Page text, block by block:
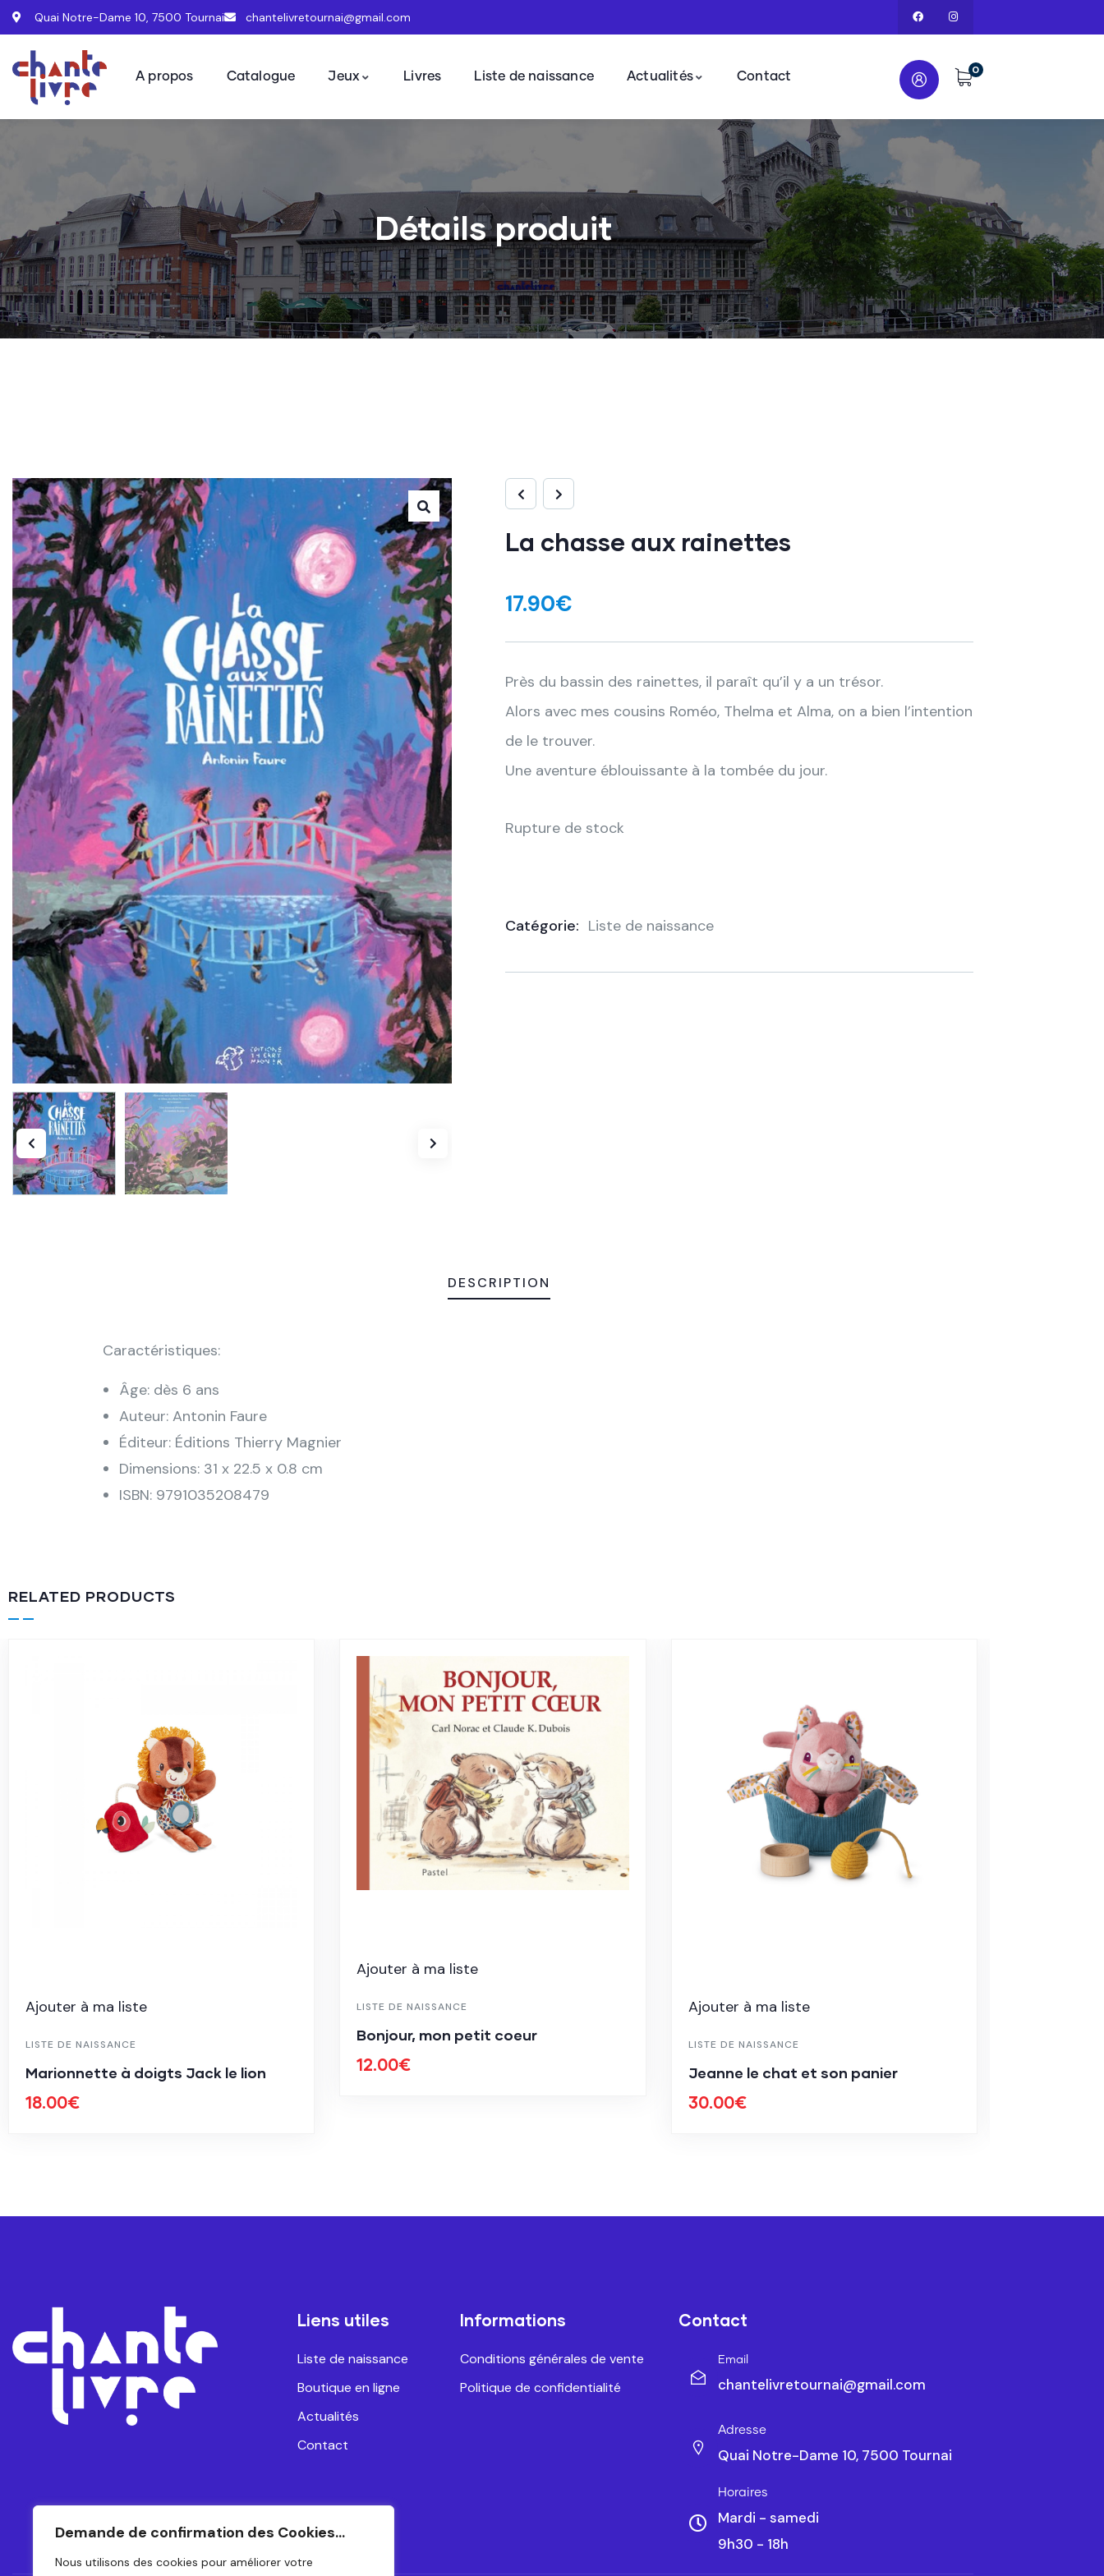
Demande de confirmation des Cookies...
Nous utilisons des cookies pour améliorer votre
Quai Notre-Dame 10, 7500 Tournai chantelivretournai@gmail.com
A propos Catalogue Jeux Livres Liste de naissance Actualités Contact
0
Détails produit
La chasse aux rainettes
17.90€
Près du bassin des rainettes, il paraît qu’il y a un trésor.
Alors avec mes cousins Roméo, Thelma et Alma, on a bien l’intention
de le trouver.
Une aventure éblouissante à la tombée du jour.
Rupture de stock
Catégorie: Liste de naissance
DESCRIPTION
Caractéristiques:
Âge: dès 6 ans
Auteur: Antonin Faure
Éditeur: Éditions Thierry Magnier
Dimensions: 31 x 22.5 x 0.8 cm
ISBN: 9791035208479
RELATED PRODUCTS
Ajouter à ma liste
LISTE DE NAISSANCE
Marionnette à doigts Jack le lion
18.00€
Ajouter à ma liste
LISTE DE NAISSANCE
Bonjour, mon petit coeur
12.00€
Ajouter à ma liste
LISTE DE NAISSANCE
Jeanne le chat et son panier
30.00€
Liens utiles
Liste de naissance
Boutique en ligne
Actualités
Contact
Informations
Conditions générales de vente
Politique de confidentialité
Contact
Email
chantelivretournai@gmail.com
Adresse
Quai Notre-Dame 10, 7500 Tournai
Horaires
Mardi - samedi
9h30 - 18h